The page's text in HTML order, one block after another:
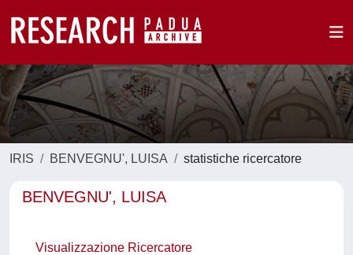
IRIS BENVEGNU', LUISA statistiche ricercatore
BENVEGNU', LUISA
Visualizzazione Ricercatore